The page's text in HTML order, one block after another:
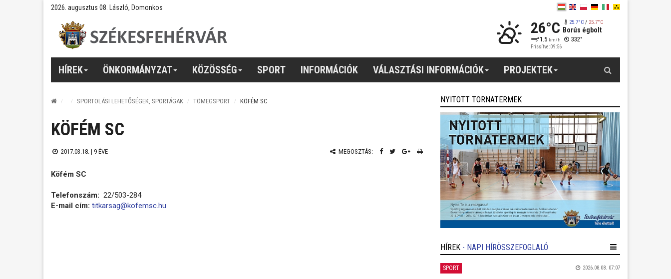
2026. augusztus 08. László, Domonkos
26°C 25.7°C/ 25.7°C
Borús égbolt
1.5 km/h 332°
Frissítve: 09:56
HÍREK ÖNKORMÁNYZAT KÖZÖSSÉG SPORT INFORMÁCIÓK VÁLASZTÁSI INFORMÁCIÓK PROJEKTEK
SPORTOLÁSI LEHETŐSÉGEK, SPORTÁGAK TÖMEGSPORT KÖFÉM SC
KÖFÉM SC
2017.03.18. | 9 ÉVE MEGOSZTÁS:
Köfém SC
Telefonszám: 22/503-284
E-mail cím: titkarsag@kofemsc.hu
NYITOTT TORNATERMEK
HÍREK - NAPI HÍRÖSSZEFOGLALÓ
SPORT 2026.08.08. 07:07